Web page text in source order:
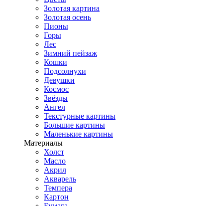
Золотая картина
Золотая осень
Пионы
Горы
Лес
Зимний пейзаж
Кошки
Подсолнухи
Девушки
Космос
Звёзды
Ангел
Текстурные картины
Большие картины
Маленькие картины
Материалы
Холст
Масло
Акрил
Акварель
Темпера
Картон